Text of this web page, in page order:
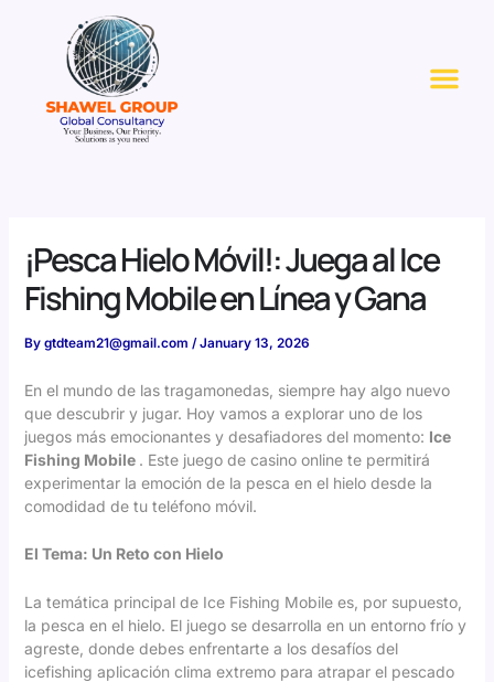
¡Pesca Hielo Móvil!: Juega al Ice
Fishing Mobile en Línea y Gana
By gtdteam21@gmail.com /January 13, 2026
En el mundo de las tragamonedas, siempre hay algo nuevo
que descubrir y jugar. Hoy vamos a explorar uno de los
juegos más emocionantes y desafiadores del momento: Ice
Fishing Mobile . Este juego de casino online te permitirá
experimentar la emoción de la pesca en el hielo desde la
comodidad de tu teléfono móvil.
El Tema: Un Reto con Hielo
La temática principal de Ice Fishing Mobile es, por supuesto,
la pesca en el hielo. El juego se desarrolla en un entorno frío y
agreste, donde debes enfrentarte a los desafíos del
icefishing aplicación clima extremo para atrapar el pescado